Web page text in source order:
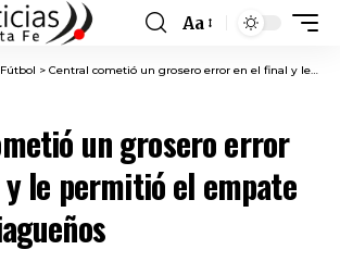
Font
Aa
Fútbol > Central cometió un grosero error en el final y le permitió el empate a los santiagueños
un grosero error
le permitió el empate